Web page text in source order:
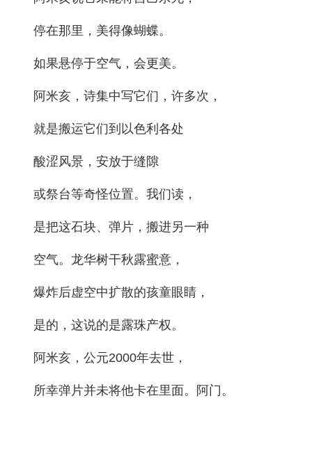
停在那里，美得像蝴蝶。
如果悬停于空气，会更美。
阿米亥，诗集中写它们，许多次，
就是搬运它们到以色利各处
酸涩风景，安放于缝隙
或祭台等奇怪位置。我们读，
是把这石块、弹片，搬进另一种
空气。龙华树干秋露蜜意，
爆炸后虚空中扩散的孩童眼睛，
是的，这说的是露珠产权。
阿米亥，公元2000年去世，
所幸弹片并未将他卡在里面。阿门。